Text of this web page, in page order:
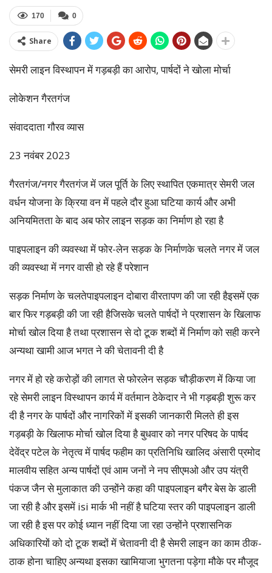
0
170
Share
सेमरी लाइन विस्थापन में गड़बड़ी का आरोप, पार्षदों ने खोला मोर्चा
लोकेशन गैरतगंज
संवाददाता गौरव व्यास
23 नवंबर 2023
गैरतगंज/नगर गैरतगंज में जल पूर्ति के लिए स्थापित एकमात्र सेमरी जल
वर्धन योजना के क्रिया वन में पहले दौर हुआ घटिया कार्य और अभी
अनियमितता के बाद अब फोर लाइन सड़क का निर्माण हो रहा है
पाइपलाइन की व्यवस्था में फोर-लेन सड़क के निर्माणके चलते नगर में जल
की व्यवस्था में नगर वासी हो रहे हैं परेशान
सड़क निर्माण के चलतेपाइपलाइन दोबारा वीरतापण की जा रही हैइसमें एक
बार फिर गड़बड़ी की जा रही हैजिसके चलते पार्षदों ने प्रशासन के खिलाफ
मोर्चा खोल दिया है तथा प्रशासन से दो टूक शब्दों में निर्माण को सही करने
अन्यथा खामी आज भगत ने की चेतावनी दी है
नगर में हो रहे करोड़ों की लागत से फोरलेन सड़क चौड़ीकरण में किया जा
रहे सेमरी लाइन विस्थापन कार्य में वर्तमान ठेकेदार ने भी गड़बड़ी शुरू कर
दी है नगर के पार्षदों और नागरिकों में इसकी जानकारी मिलते ही इस
गड़बड़ी के खिलाफ मोर्चा खोल दिया है बुधवार को नगर परिषद के पार्षद
देवेंद्र पटेल के नेतृत्व में पार्षद फहीम का प्रतिनिधि खालिद अंसारी प्रमोद
मालवीय सहित अन्य पार्षदों एवं आम जनों ने नप सीएमओ और उप यंत्री
पंकज जैन से मुलाकात की उन्होंने कहा की पाइपलाइन बगैर बेस के डाली
जा रही है और इसमें isi मार्क भी नहीं है घटिया स्तर की पाइपलाइन डाली
जा रही है इस पर कोई ध्यान नहीं दिया जा रहा उन्होंने प्रशासनिक
अधिकारियों को दो टूक शब्दों में चेतावनी दी है सेमरी लाइन का काम ठीक-
ठाक होना चाहिए अन्यथा इसका खामियाजा भुगतना पड़ेगा मौके पर मौजूद